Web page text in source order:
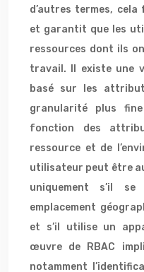
d’autres termes,
et garantit que les
ressources dont ils
travail. Il existe une
basé sur les
granularité plus
fonction des
ressource et de
utilisateur peut être
uniquement s’il
emplacement
et s’il utilise un
œuvre de RBAC
notamment